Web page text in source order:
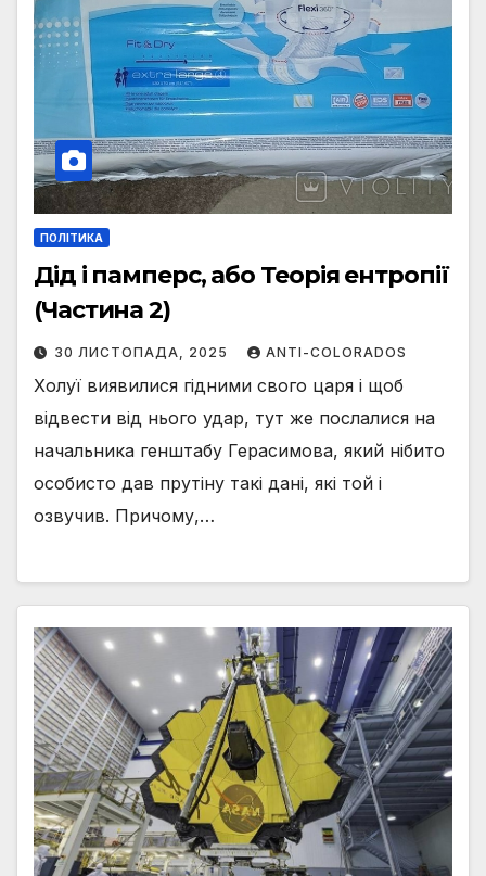
ПОЛІТИКА
Дід і памперс, або Теорія ентропії
(Частина 2)
30 ЛИСТОПАДА, 2025 ANTI-COLORADOS
Холуї виявилися гідними свого царя і щоб
відвести від нього удар, тут же послалися на
начальника генштабу Герасимова, який нібито
особисто дав прутіну такі дані, які той і
озвучив. Причому,…